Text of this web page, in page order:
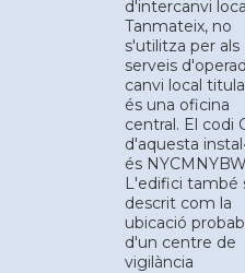
d'intercanvi
Tanmateix, no
s'utilitza per als
serveis
canvi local
és una oficina
central. El codi
d'aquesta
és
L'edifici també
descrit com la
ubicació
d'un centre de
vigilància